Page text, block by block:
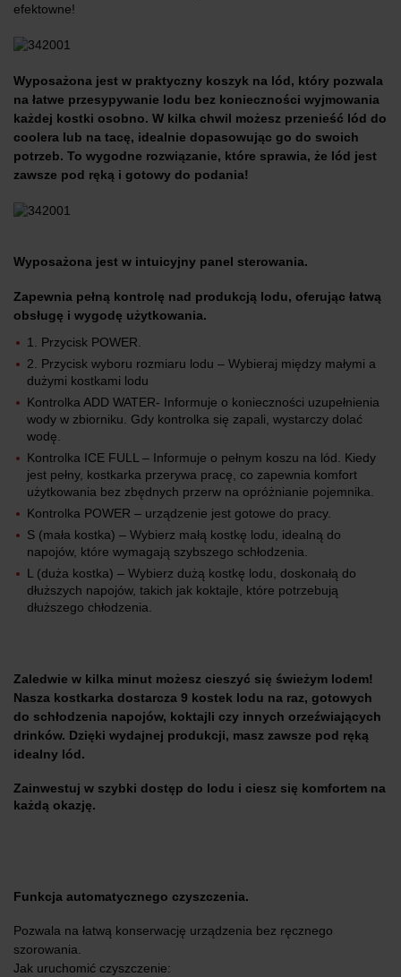
efektowne!
Wyposażona jest w praktyczny koszyk na lód, który pozwala
na łatwe przesypywanie lodu bez konieczności wyjmowania
każdej kostki osobno. W kilka chwil możesz przenieść lód do
coolera lub na tacę, idealnie dopasowując go do swoich
potrzeb. To wygodne rozwiązanie, które sprawia, że lód jest
zawsze pod ręką i gotowy do podania!
Wyposażona jest w intuicyjny panel sterowania.
Zapewnia pełną kontrolę nad produkcją lodu, oferując łatwą
obsługę i wygodę użytkowania.
1. Przycisk POWER.
2. Przycisk wyboru rozmiaru lodu – Wybieraj między małymi a
dużymi kostkami lodu
Kontrolka ADD WATER- Informuje o konieczności uzupełnienia
wody w zbiorniku. Gdy kontrolka się zapali, wystarczy dolać
wodę.
Kontrolka ICE FULL – Informuje o pełnym koszu na lód. Kiedy
jest pełny, kostkarka przerywa pracę, co zapewnia komfort
użytkowania bez zbędnych przerw na opróżnianie pojemnika.
Kontrolka POWER – urządzenie jest gotowe do pracy.
S (mała kostka) – Wybierz małą kostkę lodu, idealną do
napojów, które wymagają szybszego schłodzenia.
L (duża kostka) – Wybierz dużą kostkę lodu, doskonałą do
dłuższych napojów, takich jak koktajle, które potrzebują
dłuższego chłodzenia.
Zaledwie w kilka minut możesz cieszyć się świeżym lodem!
Nasza kostkarka dostarcza 9 kostek lodu na raz, gotowych
do schłodzenia napojów, koktajli czy innych orzeźwiających
drinków. Dzięki wydajnej produkcji, masz zawsze pod ręką
idealny lód.
Zainwestuj w szybki dostęp do lodu i ciesz się komfortem na
każdą okazję.
Funkcja automatycznego czyszczenia.
Pozwala na łatwą konserwację urządzenia bez ręcznego
szorowania.
Jak uruchomić czyszczenie: